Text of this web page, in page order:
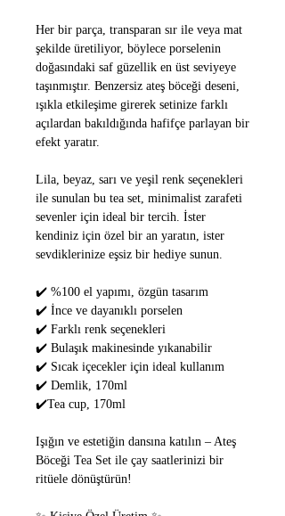
Her bir parça, transparan sır ile veya mat
şekilde üretiliyor, böylece porselenin
doğasındaki saf güzellik en üst seviyeye
taşınmıştır. Benzersiz ateş böceği deseni,
ışıkla etkileşime girerek setinize farklı
açılardan bakıldığında hafifçe parlayan bir
efekt yaratır.
Lila, beyaz, sarı ve yeşil renk seçenekleri
ile sunulan bu tea set, minimalist zarafeti
sevenler için ideal bir tercih. İster
kendiniz için özel bir an yaratın, ister
sevdiklerinize eşsiz bir hediye sunun.
✔️ %100 el yapımı, özgün tasarım
✔️ İnce ve dayanıklı porselen
✔️ Farklı renk seçenekleri
✔️ Bulaşık makinesinde yıkanabilir
✔️ Sıcak içecekler için ideal kullanım
✔️ Demlik, 170ml
✔️Tea cup, 170ml
Işığın ve estetiğin dansına katılın – Ateş
Böceği Tea Set ile çay saatlerinizi bir
ritüele dönüştürün!